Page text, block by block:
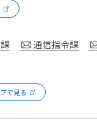
通信指令課
で見る